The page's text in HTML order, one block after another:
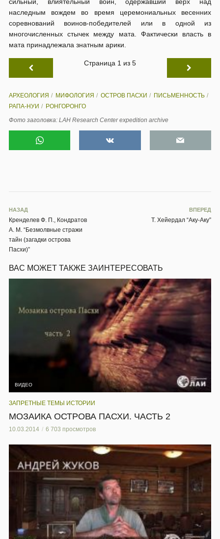
наследным вождем во время церемониальных весенних
соревнований воинов-победителей или в одной из
многочисленных стычек между мата. Фактически власть в
мата принадлежала знатным арики.
Страница 1 из 5
АРХЕОЛОГИЯ МИФОЛОГИЯ ОСТРОВ ПАСХИ
ПИСЬМЕННОСТЬ
РАПА-НУИ
РОНГОРОНГО
Фото заголовка: LAH Research Center expedition archive
НАЗАД
Кренделев Ф. П., Кондратов
А. М. “Безмолвные стражи
тайн (загадки острова
Пасхи)”
ВПЕРЕД
Т. Хейердал “Аку-Аку”
ВАС МОЖЕТ ТАКЖЕ ЗАИНТЕРЕСОВАТЬ
ВИДЕО
ЗАПРЕТНЫЕ ТЕМЫ ИСТОРИИ
МОЗАИКА ОСТРОВА ПАСХИ. ЧАСТЬ 2
10.03.2014 6 703 просмотров